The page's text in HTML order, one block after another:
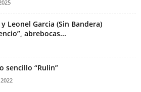
Leonel Garcia (Sin Bandera)
abrebocas...
sencillo “Rulin”